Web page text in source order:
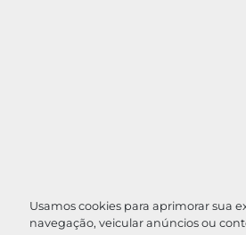
Usamos cookies para aprimorar sua
navegação, veicular anúncios ou